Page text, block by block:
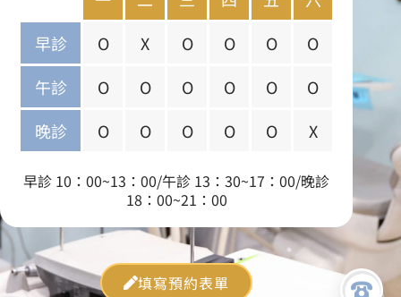
早診
O X O O O
O
午診
O O O O O
O
晚診
O O O O O X
早診 10：00~13：00/午診 13：30~17：00/晚診
18：00~21：00
填寫預約表單